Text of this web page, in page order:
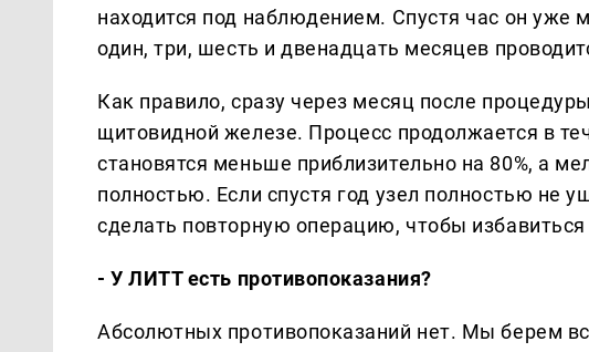
находится под наблюдением. Спустя час он уже
один, три, шесть и двенадцать месяцев
Как правило, сразу через месяц после
щитовидной железе. Процесс продолжается в
становятся меньше приблизительно на 80%, а
полностью. Если спустя год узел полностью не
сделать повторную операцию, чтобы избавиться
- У ЛИТТ есть противопоказания?
Абсолютных противопоказаний нет. Мы берем